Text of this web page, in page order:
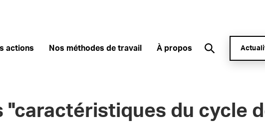
actions Nos méthodes de travail À propos
"caractéristiques du cycle